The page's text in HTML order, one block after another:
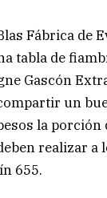
Fábrica de
tabla de
Gascón
un
la porción
realizar
655.